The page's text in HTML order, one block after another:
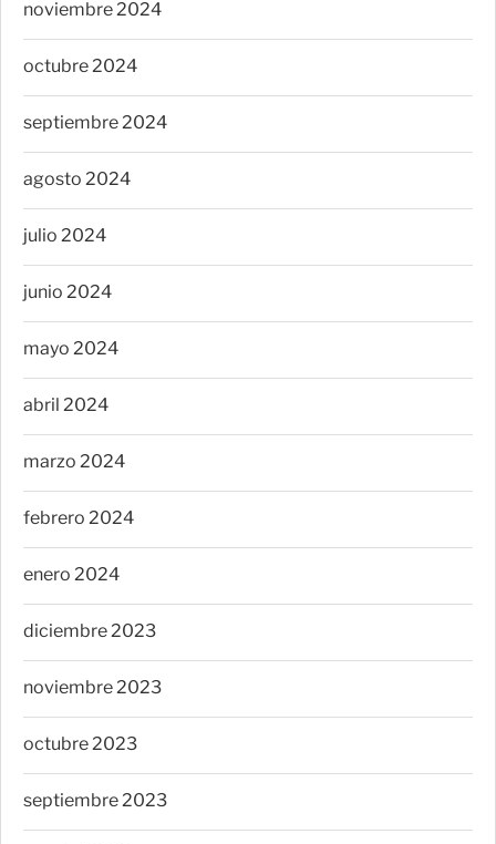
noviembre 2024
octubre 2024
septiembre 2024
agosto 2024
julio 2024
junio 2024
mayo 2024
abril 2024
marzo 2024
febrero 2024
enero 2024
diciembre 2023
noviembre 2023
octubre 2023
septiembre 2023